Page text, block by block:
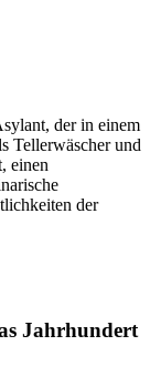
der in einem
Tellerwäscher und
einen
der
Jahrhundert